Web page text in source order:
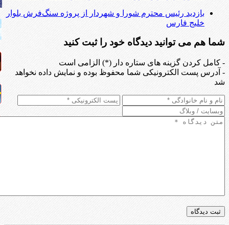
بازدید رئیس محترم شورا و شهردار از پروژه سنگ‌فرش بلوار
خلیج فارس
شما هم می توانید دیدگاه خود را ثبت کنید
- کامل کردن گزینه های ستاره دار (*) الزامی است
- آدرس پست الکترونیکی شما محفوظ بوده و نمایش داده نخواهد
شد